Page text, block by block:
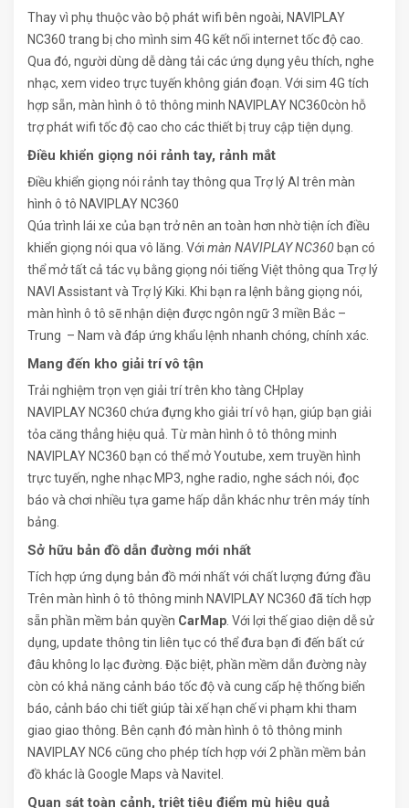
Thay vì phụ thuộc vào bộ phát wifi bên ngoài, NAVIPLAY
NC360 trang bị cho mình sim 4G kết nối internet tốc độ cao.
Qua đó, người dùng dễ dàng tải các ứng dụng yêu thích, nghe
nhạc, xem video trực tuyến không gián đoạn. Với sim 4G tích
hợp sẵn, màn hình ô tô thông minh NAVIPLAY NC360còn hỗ
trợ phát wifi tốc độ cao cho các thiết bị truy cập tiện dụng.
Điều khiển giọng nói rảnh tay, rảnh mắt
Điều khiển giọng nói rảnh tay thông qua Trợ lý AI trên màn
hình ô tô NAVIPLAY NC360
Qúa trình lái xe của bạn trở nên an toàn hơn nhờ tiện ích điều
khiển giọng nói qua vô lăng. Với màn NAVIPLAY NC360bạn có
thể mở tất cả tác vụ bằng giọng nói tiếng Việt thông qua Trợ lý
NAVI Assistant và Trợ lý Kiki. Khi bạn ra lệnh bằng giọng nói,
màn hình ô tô sẽ nhận diện được ngôn ngữ 3 miền Bắc –
Trung – Nam và đáp ứng khẩu lệnh nhanh chóng, chính xác.
Mang đến kho giải trí vô tận
Trải nghiệm trọn vẹn giải trí trên kho tàng CHplay
NAVIPLAY NC360 chứa đựng kho giải trí vô hạn, giúp bạn giải
tỏa căng thẳng hiệu quả. Từ màn hình ô tô thông minh
NAVIPLAY NC360 bạn có thể mở Youtube, xem truyền hình
trực tuyến, nghe nhạc MP3, nghe radio, nghe sách nói, đọc
báo và chơi nhiều tựa game hấp dẫn khác như trên máy tính
bảng.
Sở hữu bản đồ dẫn đường mới nhất
Tích hợp ứng dụng bản đồ mới nhất với chất lượng đứng đầu
Trên màn hình ô tô thông minh NAVIPLAY NC360 đã tích hợp
sẵn phần mềm bản quyền CarMap . Với lợi thế giao diện dễ sử
dụng, update thông tin liên tục có thể đưa bạn đi đến bất cứ
đâu không lo lạc đường. Đặc biệt, phần mềm dẫn đường này
còn có khả năng cảnh báo tốc độ và cung cấp hệ thống biển
báo, cảnh báo chi tiết giúp tài xế hạn chế vi phạm khi tham
giao giao thông. Bên cạnh đó màn hình ô tô thông minh
NAVIPLAY NC6 cũng cho phép tích hợp với 2 phần mềm bản
đồ khác là Google Maps và Navitel.
Quan sát toàn cảnh, triệt tiêu điểm mù hiệu quả